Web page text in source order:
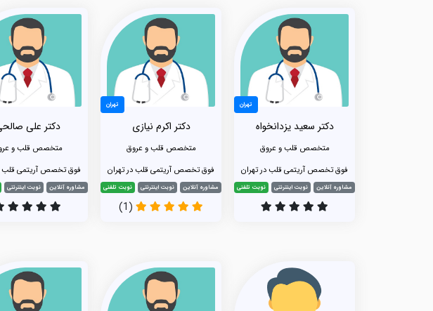
تهران
دکتر سعید یزدانخواه
متخصص قلب و عروق
فوق تخصص آریتمی قلب در تهران
مشاوره آنلاین نوبت اینترنتی نوبت تلفنی
تهران
دکتر اکرم نیازی
متخصص قلب و عروق
فوق تخصص آریتمی قلب در تهران
مشاوره آنلاین نوبت اینترنتی نوبت تلفنی
(1)
دکتر علی
متخصص قلب و
فوق تخصص آریتمی قلب
مشاوره آنلاین نوبت اینترنتی